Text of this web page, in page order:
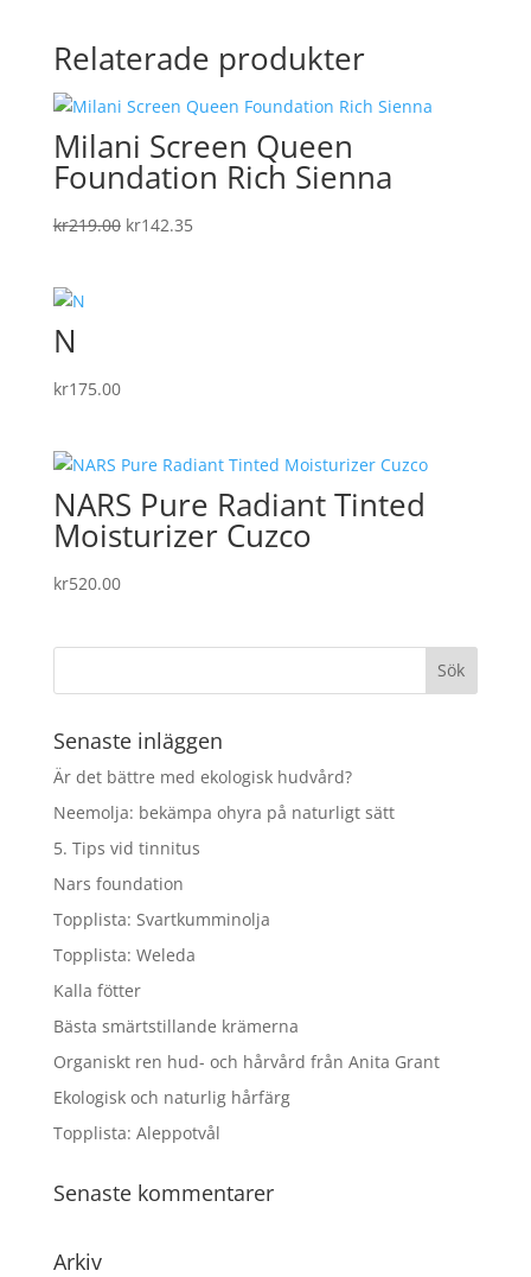
Relaterade produkter
Milani Screen Queen
Foundation Rich Sienna
kr219.00 Det
kr142.35Det
N
kr175.00
NARS Pure Radiant Tinted
Moisturizer Cuzco
kr520.00
Senaste inläggen
Är det bättre med ekologisk hudvård?
Neemolja: bekämpa ohyra på naturligt sätt
5. Tips vid tinnitus
Nars foundation
Topplista: Svartkumminolja
Topplista: Weleda
Kalla fötter
Bästa smärtstillande krämerna
Organiskt ren hud- och hårvård från Anita Grant
Ekologisk och naturlig hårfärg
Topplista: Aleppotvål
Senaste kommentarer
Arkiv